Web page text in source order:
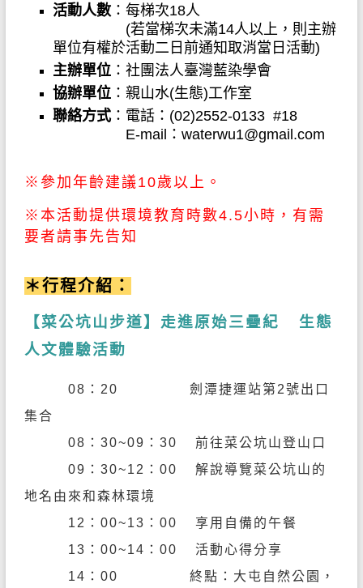
活動人數：每梯次18人
(若當梯次未滿14人以上，則主辦
單位有權於活動二日前通知取消當日活動)
主辦單位：社團法人臺灣藍染學會
協辦單位：親山水(生態)工作室
聯絡方式： 電話： (02)2552-0133 #18
E-mail： waterwu1@gmail.com
※參加年齡建議10歲以上。
※ 本活動提供環境教育時數4.5小時，有需
要者請事先告知
＊行程介紹：
【 菜公坑山步道】走進原始三疊紀 生態
人文體驗活動
08 ：20 劍潭捷運站第2號出口
集合
08 ：30~09 ：30 前往菜公坑山登山口
09 ：30~12 ： 00 解說導覽菜公坑山的
地名由來和森林環境
12： 00~13 ： 00 享用自備的午餐
13 ： 00~14 ： 00 活動心得分享
14 ： 00 終點：大屯自然公園，